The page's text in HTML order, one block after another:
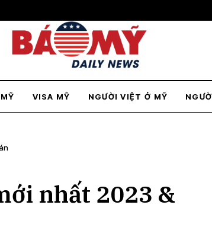
VISA MỸ NGƯỜI VIỆT Ở MỸ
nhất 2023 &